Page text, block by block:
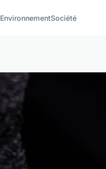
EnvironnementSociété